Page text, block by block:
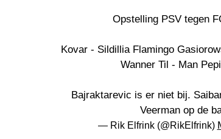
Opstelling PSV tegen
Kovar - Sildillia Flamingo
Wanner Til - Man
Bajraktarevic is er niet bij.
Veerman op de
— Rik Elfrink (@RikElfrink)